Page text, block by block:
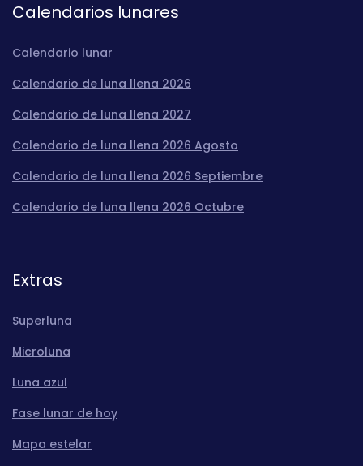
Calendarios lunares
Calendario lunar
Calendario de luna llena 2026
Calendario de luna llena 2027
Calendario de luna llena 2026 Agosto
Calendario de luna llena 2026 Septiembre
Calendario de luna llena 2026 Octubre
Extras
Superluna
Microluna
Luna azul
Fase lunar de hoy
Mapa estelar